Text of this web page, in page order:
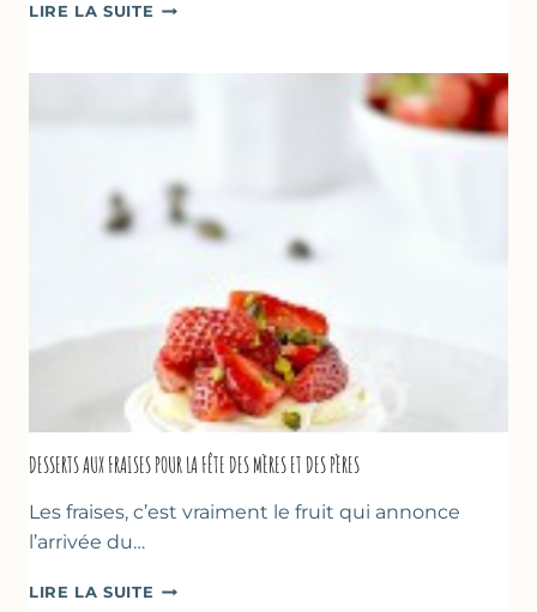
LIRE LA SUITE GÂTEAU
FRAISES
DESSERTS AUX FRAISES POUR LA FÊTE DES MÈRES ET DES PÈRES
Les fraises, c’est vraiment le fruit qui annonce
l’arrivée du…
LIRE LA SUITE DESSERTS